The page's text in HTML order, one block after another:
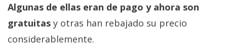
Algunas de ellas eran de pago y ahora son
gratuitas y otras han rebajado su precio
considerablemente.